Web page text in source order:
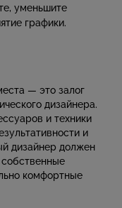
уменьшите
графики.
— это залог
дизайнера.
и техники
и
дизайнер должен
комфортные